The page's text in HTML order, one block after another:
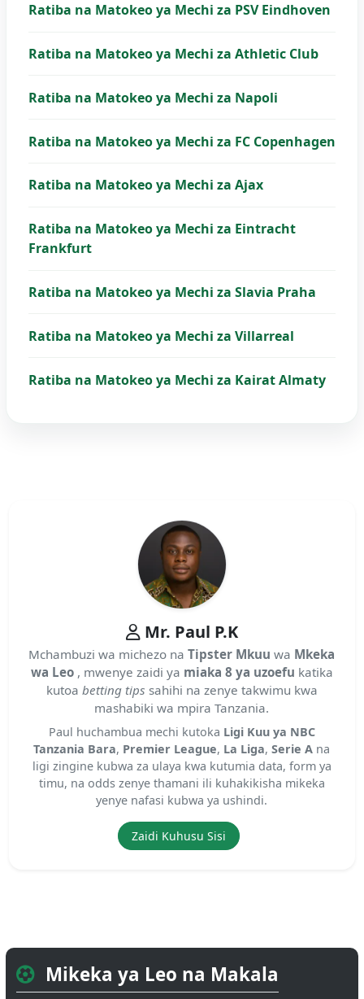
Ratiba na Matokeo ya Mechi za PSV Eindhoven
Ratiba na Matokeo ya Mechi za Athletic Club
Ratiba na Matokeo ya Mechi za Napoli
Ratiba na Matokeo ya Mechi za FC Copenhagen
Ratiba na Matokeo ya Mechi za Ajax
Ratiba na Matokeo ya Mechi za Eintracht
Frankfurt
Ratiba na Matokeo ya Mechi za Slavia Praha
Ratiba na Matokeo ya Mechi za Villarreal
Ratiba na Matokeo ya Mechi za Kairat Almaty
Mr. Paul P.K
Mchambuzi wa michezo naTipster Mkuu wa Mkeka
wa Leo , mwenye zaidi ya miaka 8 ya uzoefu katika
kutoa betting tips sahihi na zenye takwimu kwa
mashabiki wa mpira Tanzania.
Paul huchambua mechi kutoka Ligi Kuu ya NBC
Tanzania Bara, Premier League, La Liga,Serie A na
ligi zingine kubwa za ulaya kwa kutumia data, form ya
timu, na odds zenye thamani ili kuhakikisha mikeka
yenye nafasi kubwa ya ushindi.
Zaidi Kuhusu Sisi
Mikeka ya Leo na Makala